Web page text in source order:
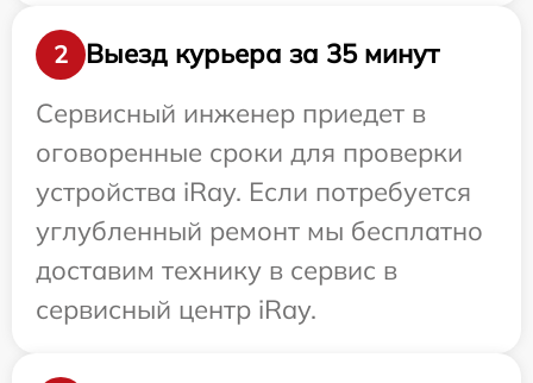
2
Выезд курьера за 35 минут
Сервисный инженер приедет в
оговоренные сроки для проверки
устройства iRay. Если потребуется
углубленный ремонт мы бесплатно
доставим технику в сервис в
сервисный центр iRay.